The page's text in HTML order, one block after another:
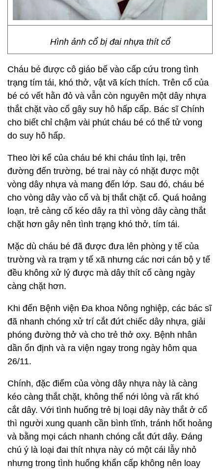
Hình ảnh cổ bị đai nhựa thít cổ
Cháu bé được cô giáo bế vào cấp cứu trong tình
trạng tím tái, khó thở, vật vã kích thích. Trên cổ của
bé có vết hằn đỏ và vẫn còn nguyên một dây nhựa
thắt chặt vào cổ gây suy hô hấp cấp. Bác sĩ Chính
cho biết chỉ chậm vài phút cháu bé có thể tử vong
do suy hô hấp.
Theo lời kể của cháu bé khi cháu tỉnh lại, trên
đường đến trường, bé trai này có nhặt được một
vòng dây nhựa và mang đến lớp. Sau đó, cháu bé
cho vòng dây vào cổ và bị thắt chặt cổ. Quá hoảng
loạn, trẻ càng cố kéo dây ra thì vòng dây càng thắt
chặt hơn gây nên tình trạng khó thở, tím tái.
Mặc dù cháu bé đã được đưa lên phòng y tế của
trường và ra trạm y tế xã nhưng các nơi cán bộ y tế
đều không xử lý được mà dây thít cổ càng ngày
càng chặt hơn.
Khi đến Bệnh viện Đa khoa Nông nghiệp, các bác sĩ
đã nhanh chóng xử trí cắt đứt chiếc dây nhựa, giải
phóng đường thở và cho trẻ thở oxy. Bệnh nhân
dần ổn định và ra viện ngay trong ngày hôm qua
26/11.
Chính, đặc điểm của vòng dây nhựa này là càng
kéo càng thắt chặt, không thể nới lỏng và rất khó
cắt dây. Với tình huống trẻ bị loại dây này thắt ở cổ
thì người xung quanh cần bình tĩnh, tránh hốt hoảng
và bằng mọi cách nhanh chóng cắt đứt dây. Đáng
chú ý là loại đai thít nhựa này có một cái lẫy nhỏ
nhưng trong tình huống khẩn cấp không nên loay